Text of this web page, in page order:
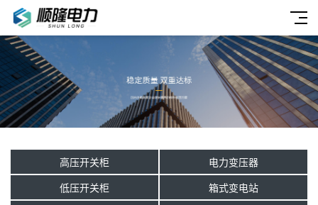
高压开关柜
电力变压器
低压开关柜
箱式变电站